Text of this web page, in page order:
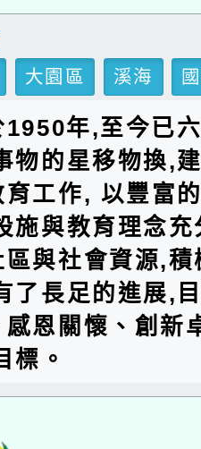
大園區 溪海
1950年,至今已
物的星移物換,
工作, 以豐富
施與教育理念
與社會資源,
了長足的進展,
恩關懷、創新
標。